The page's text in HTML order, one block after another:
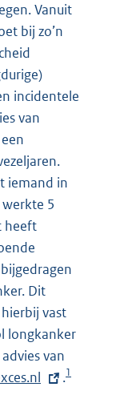
Vanuit
bij zo’n
incidentele
van
iemand in
5
heeft
Dit
vast
longkanker
van
.1